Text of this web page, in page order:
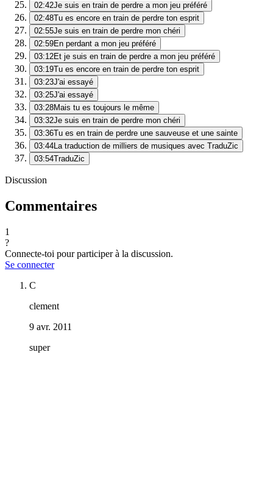
02:42Je suis en train de perdre a mon jeu préféré
02:48Tu es encore en train de perdre ton esprit
02:55Je suis en train de perdre mon chéri
02:59En perdant a mon jeu préféré
03:12Et je suis en train de perdre a mon jeu préféré
03:19Tu es encore en train de perdre ton esprit
03:23J'ai essayé
03:25J'ai essayé
03:28Mais tu es toujours le même
03:32Je suis en train de perdre mon chéri
03:36Tu es en train de perdre une sauveuse et une sainte
03:44La traduction de milliers de musiques avec TraduZic
03:54TraduZic
Discussion
Commentaires
1
?
Connecte-toi pour participer à la discussion.
Se connecter
C
clement
9 avr. 2011
super